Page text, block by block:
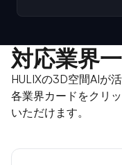
対応業界
HULIXの3D空間AIが
各業界カードをクリ
いただけます。